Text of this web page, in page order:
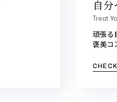
自
Treat
頑張る
褒美コ